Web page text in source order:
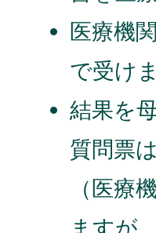
医療機
で受け
結果を
質問票
（医療
ますが